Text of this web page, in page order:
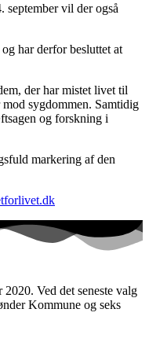
vil der også
har derfor besluttet at
der har mistet livet til
sygdommen. Samtidig
og forskning i
markering af den
Ved det seneste valg
Kommune og seks